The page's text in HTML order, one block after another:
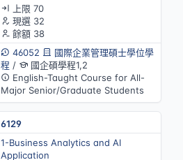
上限 70
現選 32
餘額 38
46052
國際企業管理碩士學位學
程 /
國企碩學程1,2
English-Taught Course for All-
Major Senior/Graduate Students
6129
1-Business Analytics and AI
Application